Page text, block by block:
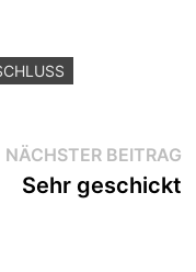
NÄCHSTER BEITRAG
Sehr geschickt